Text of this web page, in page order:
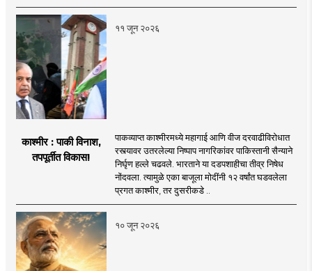
११ जून २०२६
काश्मीर : पाकी विनाश,
तपपूर्तीत विकास!
पाकव्याप्त काश्मीरमध्ये महागाई आणि वीज दरवाढीविरोधात
रस्त्यावर उतरलेल्या निष्पाप नागरिकांवर पाकिस्तानी सैन्याने
निर्घृण हल्ले चढवले. भारताने या दडपशाहीचा तीव्र निषेध
नोंदवला. त्यामुळे एका बाजूला मोदींनी १२ वर्षांत घडवलेला
प्रगत काश्मीर, तर दुसरीकडे ..
१० जून २०२६